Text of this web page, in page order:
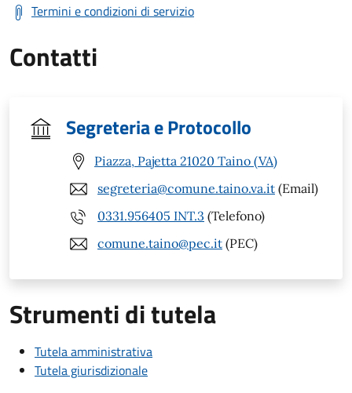
Termini e condizioni di servizio
Contatti
Segreteria e Protocollo
Piazza, Pajetta 21020 Taino (VA)
segreteria@comune.taino.va.it (Email)
0331.956405 INT.3 (Telefono)
comune.taino@pec.it (PEC)
Strumenti di tutela
Tutela amministrativa
Tutela giurisdizionale